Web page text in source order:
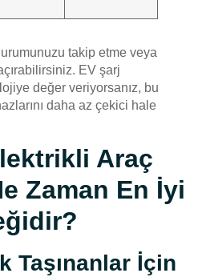
takip etme veya
EV şarj
değer veriyorsanız, bu
daha az çekici hale
Araç
Zaman En İyi
Taşınanlar İçin